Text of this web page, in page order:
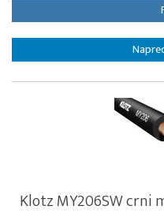
Klotz MY206SW crni